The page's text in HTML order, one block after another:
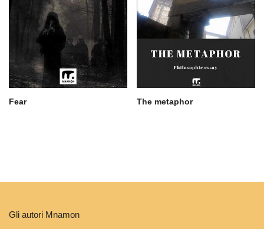
Fear The metaphor
Gli autori Mnamon